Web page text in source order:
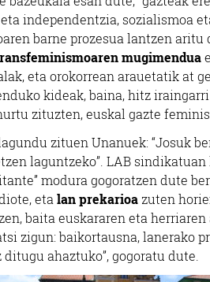
independentzia, sozialismoa
barne prozesua lantzen aritu
mugimendua
eta orokorrean arauetatik at
kideak, baina, hitz
zituzten, euskal gazte
zituen Unanuek: “Josuk
laguntzeko”. LAB
modura gogoratzen dute
eta lan prekarioa zuten
baita euskararen eta
zigun: baikortausna, lanerako
ahaztuko”, gogoratu dute.